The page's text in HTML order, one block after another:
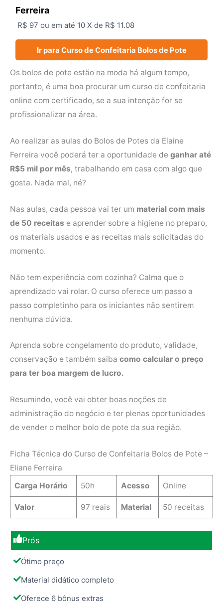
Ferreira
R$ 97 ou em até 10 X de R$ 11.08
Ir para Curso de Confeitaria Bolos de Pote
Os bolos de pote estão na moda há algum tempo,
portanto, é uma boa procurar um curso de confeitaria
online com certificado, se a sua intenção for se
profissionalizar na área.
Ao realizar as aulas do Bolos de Potes da Elaine
Ferreira você poderá ter a oportunidade de ganhar até
R$5 mil por mês, trabalhando em casa com algo que
gosta. Nada mal, né?
Nas aulas, cada pessoa vai ter um material com mais
de 50 receitas e aprender sobre a higiene no preparo,
os materiais usados e as receitas mais solicitadas do
momento.
Não tem experiência com cozinha? Calma que o
aprendizado vai rolar. O curso oferece um passo a
passo completinho para os iniciantes não sentirem
nenhuma dúvida.
Aprenda sobre congelamento do produto, validade,
conservação e também saiba como calcular o preço
para ter boa margem de lucro.
Resumindo, você vai obter boas noções de
administração do negócio e ter plenas oportunidades
de vender o melhor bolo de pote da sua região.
Ficha Técnica do Curso de Confeitaria Bolos de Pote –
Eliane Ferreira
Carga Horário
50h Acesso Online
Valor 97 reais Material 50 receitas
Prós
Ótimo preço
Material didático completo
Oferece 6 bônus extras